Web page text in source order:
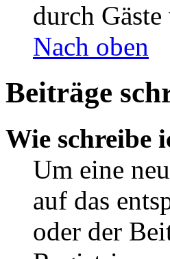
durch
Nach oben
Beiträge
Wie schreibe
Um eine
auf das
oder der